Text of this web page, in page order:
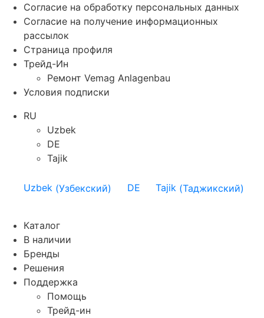
Согласие на обработку персональных данных
Согласие на получение информационных
рассылок
Страница профиля
Трейд-Ин
Ремонт Vemag Anlagenbau
Условия подписки
RU
Uzbek
DE
Tajik
Uzbek (Узбекский) DE Tajik (Таджикский)
Каталог
В наличии
Бренды
Решения
Поддержка
Помощь
Трейд-ин